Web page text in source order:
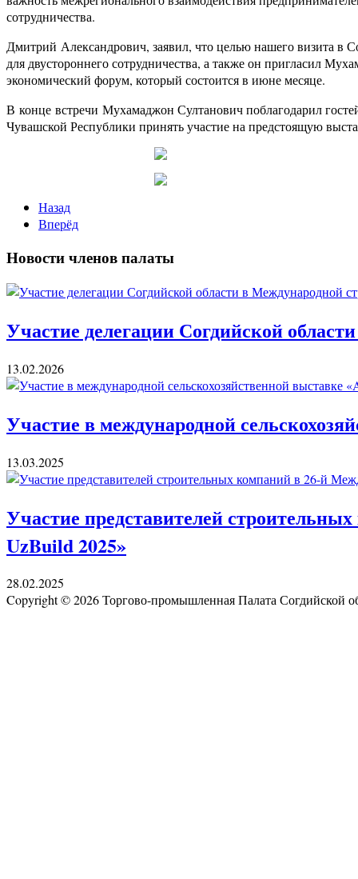
сотрудничества.
Дмитрий Александрович, заявил, что целью нашего визита в
для двустороннего сотрудничества, а также он пригласил
экономический форум, который состоится в июне месяце.
В конце встречи Мухамаджон Султанович поблагодарил
Чувашской Республики принять участие на предстоящую
Назад
Вперёд
Новости членов палаты
Участие делегации Согдийской
13.02.2026
Участие в международной
13.03.2025
Участие представителей
UzBuild 2025»
28.02.2025
Copyright © 2026 Торгово-промышленная Палата Согдийской